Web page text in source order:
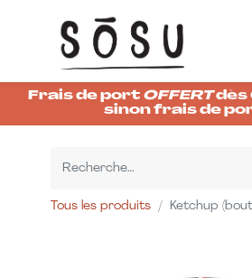
Frais de port OFFERTdès
sinon frais de
Tous les produits Ketchup